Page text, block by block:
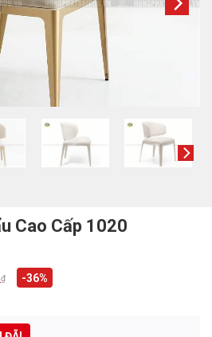
Cao Cấp 1020
₫
-36%